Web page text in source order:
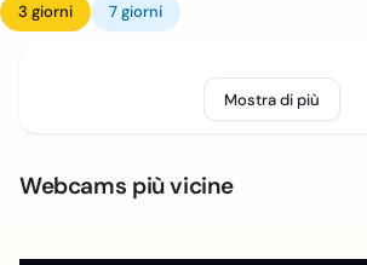
3 giorni 7 giorni
Mostra di più
Webcams più vicine